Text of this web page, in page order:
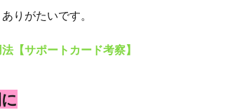
りがたいです。
【サポートカード考察】